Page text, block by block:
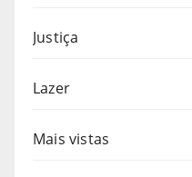
Justiça
Lazer
Mais vistas